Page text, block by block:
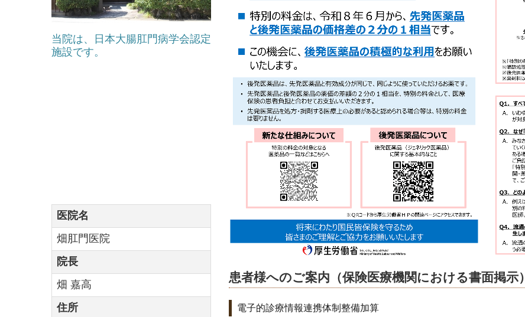
当院は、日本大腸肛門病学会認定
施設です。
医院名
畑肛門医院
院長
畑 嘉高
住所
患者様へのご案内（保険医療機関における書面掲示）
電子的診療情報連携体制整備加算